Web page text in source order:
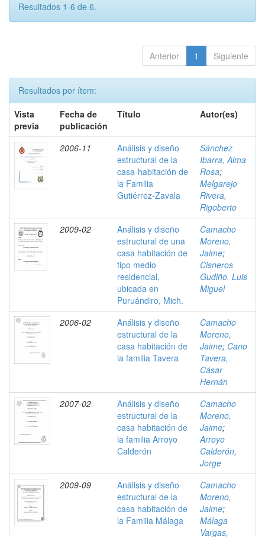
Resultados 1-6 de 6.
Anterior 1 Siguiente
Resultados por ítem:
Vista
previa
Fecha de
publicación
Título Autor(es)
2006-11
Análisis y diseño
estructural de la
casa-habitación de
la Familia
Gutiérrez-Zavala
Sánchez
Ibarra, Alma
Rosa;
Melgarejo
Rivera,
Rigoberto
2009-02
Análisis y diseño
estructural de una
casa habitación de
tipo medio
residencial,
ubicada en
Puruándiro, Mich.
Camacho
Moreno,
Jaime;
Cisneros
Gudiño, Luis
Miguel
2006-02
Análisis y diseño
estructural de la
casa habitación de
la familia Tavera
Camacho
Moreno,
Jaime; Cano
Tavera,
Cásar
Hernán
2007-02
Análisis y diseño
estructural de la
casa habitación de
la familia Arroyo
Calderón
Camacho
Moreno,
Jaime;
Arroyo
Calderón,
Jorge
2009-09
Análisis y diseño
estructural de la
casa habitación de
la Familia Málaga
Camacho
Moreno,
Jaime;
Málaga
Vargas,